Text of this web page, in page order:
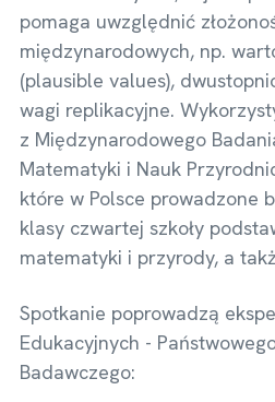
pomaga uwzględnić
międzynarodowych, np.
(plausible values),
wagi replikacyjne.
z Międzynarodowego
Matematyki i Nauk
które w Polsce prowadzone
klasy czwartej szkoły
matematyki i przyrody, a
Spotkanie poprowadzą
Edukacyjnych -
Badawczego: